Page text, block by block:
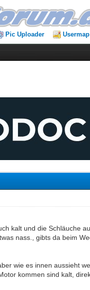
Pic Uploader Usermap
kalt und die Schläuche
nass., gibts da beim
wie es innen aussieht
kommen sind kalt,